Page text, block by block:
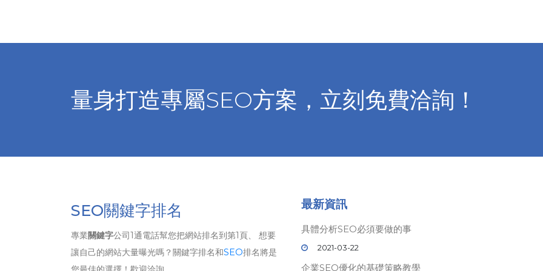
量身打造專屬SEO方案，立刻免費洽詢！
SEO關鍵字排名
專業關鍵字公司1通電話幫您把網站排名到第1頁、 想要
讓自己的網站大量曝光嗎？關鍵字排名和SEO排名將是
最新資訊
具體分析SEO必須要做的事
2021-03-22
企業SEO優化的基礎策略教學